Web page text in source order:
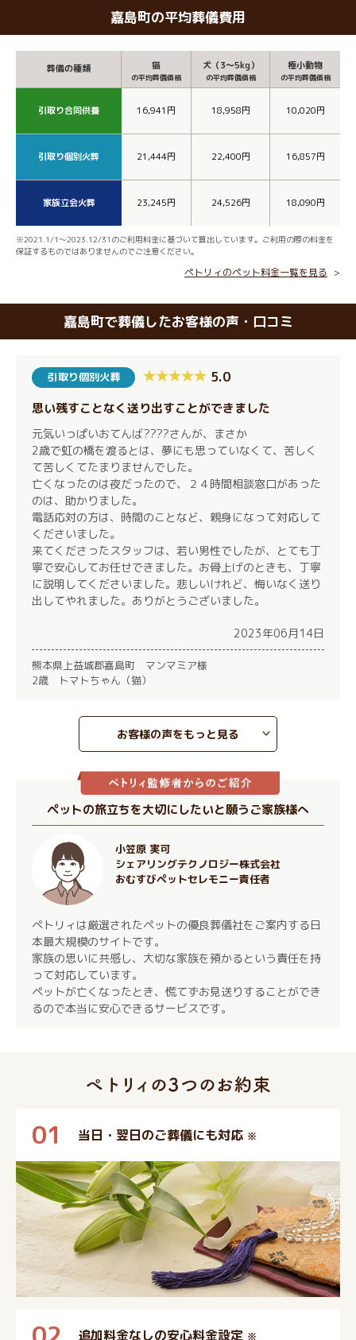
嘉島町の平均葬儀費用
葬儀の種類 猫
の平均葬儀価格
犬（3～5kg）
の平均葬儀価格
極小動物
の平均葬儀価格
引取り合同供養 16,941円 18,958円 10,020円
引取り個別火葬 21,444円 22,400円 16,857円
家族立会火葬 23,245円 24,526円 18,090円
※2021.1/1～2023.12/31のご利用料金に基づいて算出しています。ご利用の際の料金を
保証するものではありませんのでご注意ください。
ペトリィのペット料金一覧を見る
嘉島町で葬儀したお客様の声・口コミ
引取り個別火葬 5.0
思い残すことなく送り出すことができました
元気いっぱいおてんば????さんが、まさか
2歳で虹の橋を渡るとは、夢にも思っていなくて、苦しく
て苦しくてたまりませんでした。
亡くなったのは夜だったので、２４時間相談窓口があった
のは、助かりました。
電話応対の方は、時間のことなど、親身になって対応して
くださいました。
来てくださったスタッフは、若い男性でしたが、とても丁
寧で安心してお任せできました。お骨上げのときも、丁寧
に説明してくださいました。悲しいけれど、悔いなく送り
出してやれました。ありがとうございました。
2023年06月14日
熊本県上益城郡嘉島町 マンマミア様
2歳 トマトちゃん（猫）
お客様の声をもっと見る
ペットの旅立ちを大切にしたいと願うご家族様へ
小笠原 実可
シェアリングテクノロジー株式会社
おむすびペットセレモニー責任者
ぺトリィは厳選されたペットの優良葬儀社をご案内する日
本最大規模のサイトです。
家族の思いに共感し、大切な家族を預かるという責任を持
って対応しています。
ペットが亡くなったとき、慌てずお見送りすることができ
るので本当に安心できるサービスです。
01 当日・翌日のご葬儀にも対応 ※
追加料金なしの安心料金設定 ※